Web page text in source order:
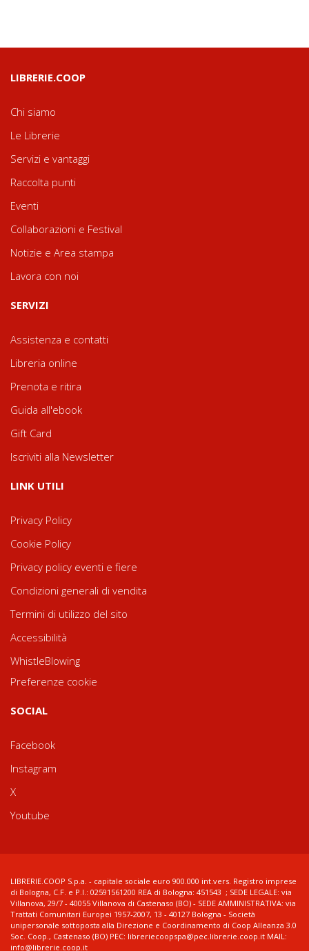
LIBRERIE.COOP
Chi siamo
Le Librerie
Servizi e vantaggi
Raccolta punti
Eventi
Collaborazioni e Festival
Notizie e Area stampa
Lavora con noi
SERVIZI
Assistenza e contatti
Libreria online
Prenota e ritira
Guida all'ebook
Gift Card
Iscriviti alla Newsletter
LINK UTILI
Privacy Policy
Cookie Policy
Privacy policy eventi e fiere
Condizioni generali di vendita
Termini di utilizzo del sito
Accessibilità
WhistleBlowing
Preferenze cookie
SOCIAL
Facebook
Instagram
X
Youtube
LIBRERIE.COOP S.p.a. - capitale sociale euro 900.000 int.vers. Registro imprese
di Bologna, C.F. e P.I.: 02591561200 REA di Bologna: 451543 ; SEDE LEGALE: via
Villanova, 29/7 - 40055 Villanova di Castenaso (BO) - SEDE AMMINISTRATIVA: via
Trattati Comunitari Europei 1957-2007, 13 - 40127 Bologna - Società
unipersonale sottoposta alla Direzione e Coordinamento di Coop Alleanza 3.0
Soc. Coop., Castenaso (BO) PEC: libreriecoopspa@pec.librerie.coop.it MAIL:
info@librerie.coop.it